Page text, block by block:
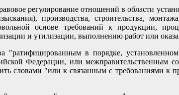
регулирование отношений в области
производства, строительства,
основе требований к продукции,
и утилизации, выполнению работ или
"ратифицированным в порядке,
Федерации, или межправительственным
словами "или к связанным с требованиями к